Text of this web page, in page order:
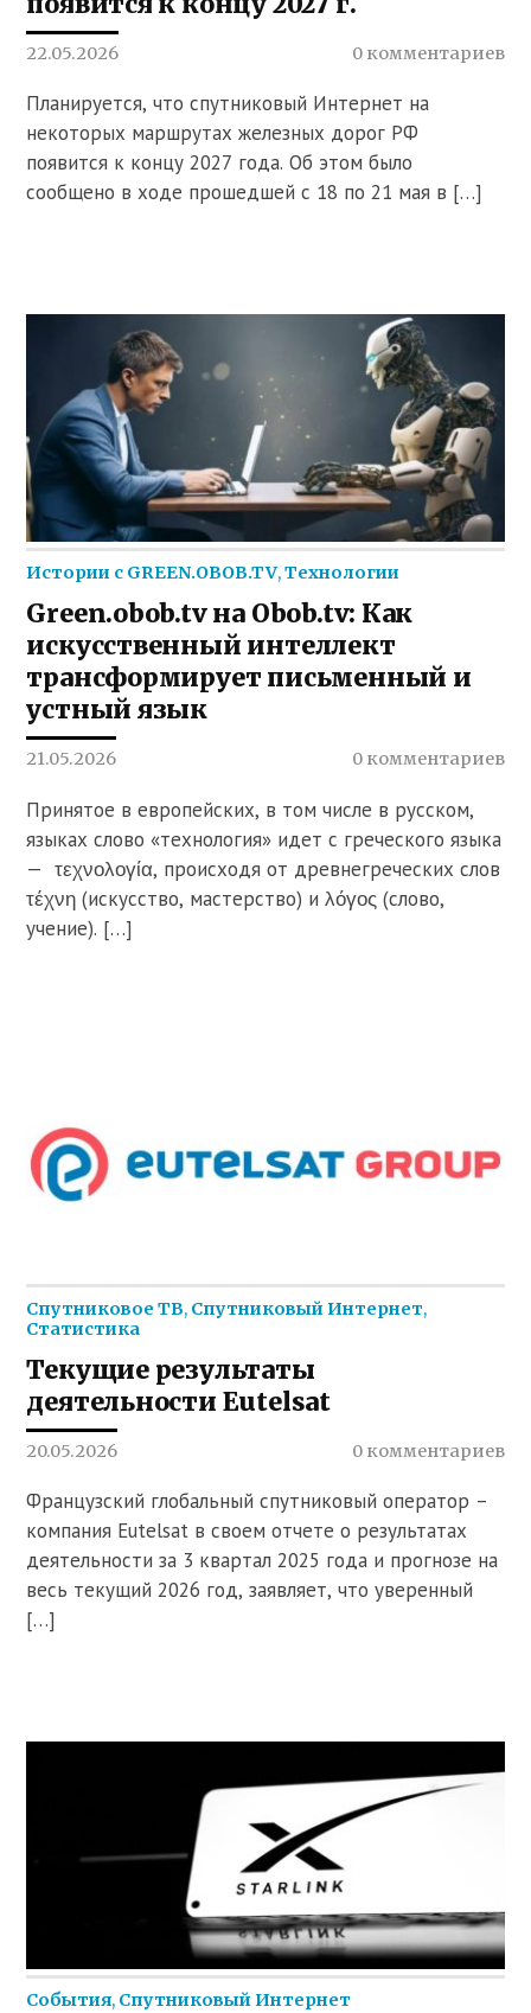
22.05.2026 0 комментариев
Планируется, что спутниковый Интернет на
некоторых маршрутах железных дорог РФ
появится к концу 2027 года. Об этом было
сообщено в ходе прошедшей с 18 по 21 мая в […]
Истории с GREEN.OBOB.TV,Технологии
Green.obob.tv на Obob.tv: Как
искусственный интеллект
трансформирует письменный и
устный язык
21.05.2026 0 комментариев
Принятое в европейских, в том числе в русском,
языках слово «технология» идет с греческого языка
— τεχνολογία, происходя от древнегреческих слов
τέχνη (искусство, мастерство) и λόγος (слово,
учение). […]
Спутниковое ТВ, Спутниковый Интернет,
Статистика
Текущие результаты
деятельности Eutelsat
20.05.2026 0 комментариев
Французский глобальный спутниковый оператор –
компания Eutelsat в своем отчете о результатах
деятельности за 3 квартал 2025 года и прогнозе на
весь текущий 2026 год, заявляет, что уверенный
[…]
События, Спутниковый Интернет